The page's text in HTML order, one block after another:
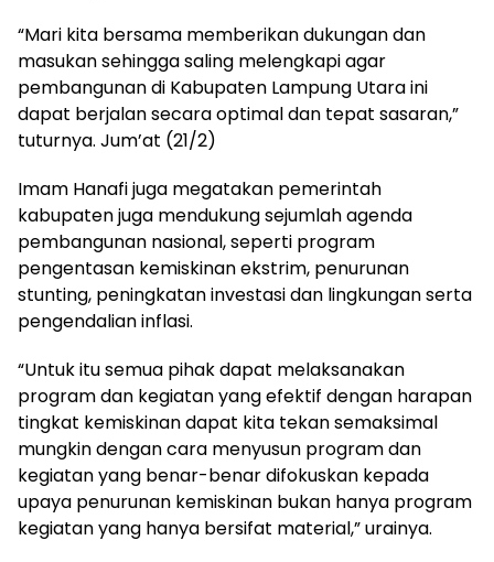
“Mari kita bersama memberikan dukungan dan
masukan sehingga saling melengkapi agar
pembangunan di Kabupaten Lampung Utara ini
dapat berjalan secara optimal dan tepat sasaran,”
tuturnya. Jum’at (21/2)
Imam Hanafi juga megatakan pemerintah
kabupaten juga mendukung sejumlah agenda
pembangunan nasional, seperti program
pengentasan kemiskinan ekstrim, penurunan
stunting, peningkatan investasi dan lingkungan serta
pengendalian inflasi.
“Untuk itu semua pihak dapat melaksanakan
program dan kegiatan yang efektif dengan harapan
tingkat kemiskinan dapat kita tekan semaksimal
mungkin dengan cara menyusun program dan
kegiatan yang benar-benar difokuskan kepada
upaya penurunan kemiskinan bukan hanya program
kegiatan yang hanya bersifat material,” urainya.